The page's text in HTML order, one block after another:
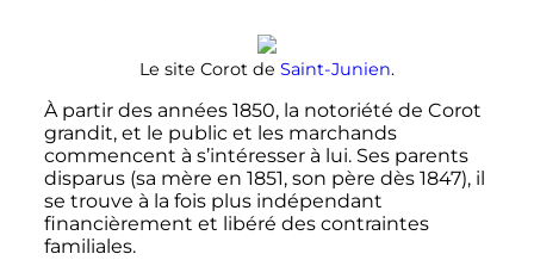
Le site Corot de Saint-Junien.
À partir des années 1850, la notoriété de Corot
grandit, et le public et les marchands
commencent à s’intéresser à lui. Ses parents
disparus (sa mère en 1851, son père dès 1847), il
se trouve à la fois plus indépendant
financièrement et libéré des contraintes
familiales.